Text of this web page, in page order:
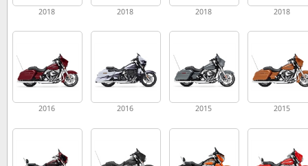
2018 2018 2018 2018
2016 2016 2015 2015